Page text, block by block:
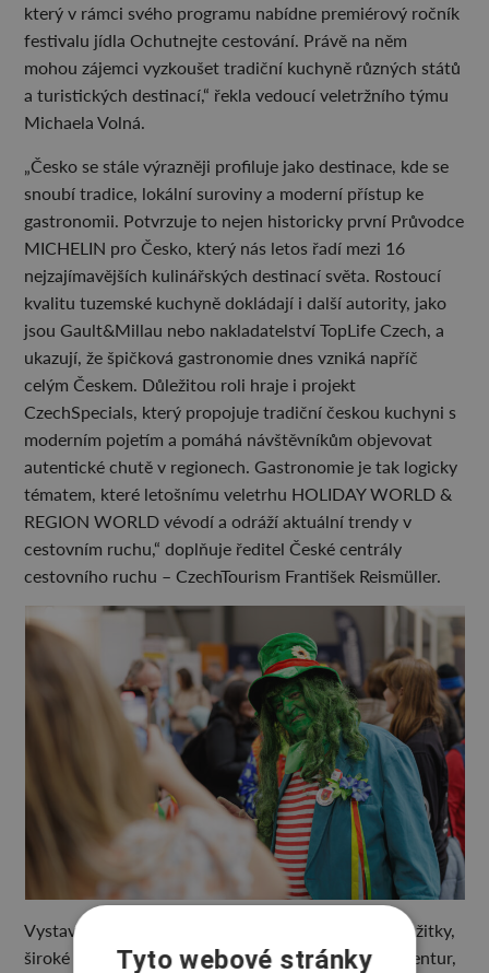
který v rámci svého programu nabídne premiérový ročník
festivalu jídla Ochutnejte cestování. Právě na něm
mohou zájemci vyzkoušet tradiční kuchyně různých států
a turistických destinací,“ řekla vedoucí veletržního týmu
Michaela Volná.
„Česko se stále výrazněji profiluje jako destinace, kde se
snoubí tradice, lokální suroviny a moderní přístup ke
gastronomii. Potvrzuje to nejen historicky první Průvodce
MICHELIN pro Česko, který nás letos řadí mezi 16
nejzajímavějších kulinářských destinací světa. Rostoucí
kvalitu tuzemské kuchyně dokládají i další autority, jako
jsou Gault&Millau nebo nakladatelství TopLife Czech, a
ukazují, že špičková gastronomie dnes vzniká napříč
celým Českem. Důležitou roli hraje i projekt
CzechSpecials, který propojuje tradiční českou kuchyni s
moderním pojetím a pomáhá návštěvníkům objevovat
autentické chutě v regionech. Gastronomie je tak logicky
tématem, které letošnímu veletrhu HOLIDAY WORLD &
REGION WORLD vévodí a odráží aktuální trendy v
cestovním ruchu,“ doplňuje ředitel České centrály
cestovního ruchu – CzechTourism František Reismüller.
Vystavovatelé nabídnou návštěvníkům turistické zážitky,
široké portfolio produktů cestovních kanceláří a agentur,
Tyto webové stránky